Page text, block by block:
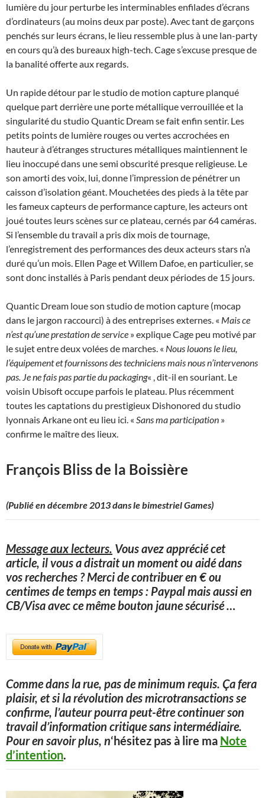
lumière du jour perturbe les interminables enfilades d’écrans
d’ordinateurs (au moins deux par poste). Avec tant de garçons
penchés sur leurs écrans, le lieu ressemble plus à une lan-party
en cours qu’à des bureaux high-tech. Cage s’excuse presque de
la banalité offerte aux regards.
Un rapide détour par le studio de motion capture planqué
quelque part derrière une porte métallique verrouillée et la
singularité du studio Quantic Dream se fait enfin sentir. Les
petits points de lumière rouges ou vertes accrochées en
hauteur à d’étranges structures métalliques maintiennent le
lieu inoccupé dans une semi obscurité presque religieuse. Le
son amorti des voix, lui, donne l’impression de pénétrer un
caisson d’isolation géant. Mouchetées des pieds à la tête par
les fameux capteurs de performance capture, les acteurs ont
joué toutes leurs scènes sur ce plateau, cernés par 64 caméras.
Si l’ensemble du travail a pris dix mois de tournage,
l’enregistrement des performances des deux acteurs stars n’a
duré qu’un mois. Ellen Page et Willem Dafoe, en particulier, se
sont donc installés à Paris pendant deux périodes de 15 jours.
Quantic Dream loue son studio de motion capture (mocap
dans le jargon raccourci) à des entreprises externes. « Mais ce
n’est qu’une prestation de service » explique Cage peu motivé par
le sujet entre deux volées de marches. « Nous louons le lieu,
l’équipement et fournissons des techniciens mais nous n’intervenons
pas. Je ne fais pas partie du packaging« , dit-il en souriant. Le
voisin Ubisoft occupe parfois le plateau. Plus récemment
toutes les captations du prestigieux Dishonored du studio
lyonnais Arkane ont eu lieu ici. « Sans ma participation »
confirme le maître des lieux.
François Bliss de la Boissière
(Publié en décembre 2013 dans le bimestriel Games)
Message aux lecteurs. Vous avez apprécié cet
article, il vous a distrait un moment ou aidé dans
vos recherches ? Merci de contribuer en € ou
centimes de temps en temps : Paypal mais aussi en
CB/Visa avec ce même bouton jaune sécurisé…
Comme dans la rue, pas de minimum requis. Ça fera
plaisir, et si la révolution des microtransactions se
confirme, l’auteur pourra peut-être continuer son
travail d’information critique sans intermédiaire.
Pour en savoir plus, n‘hésitez pas à lire ma Note
d’intention.